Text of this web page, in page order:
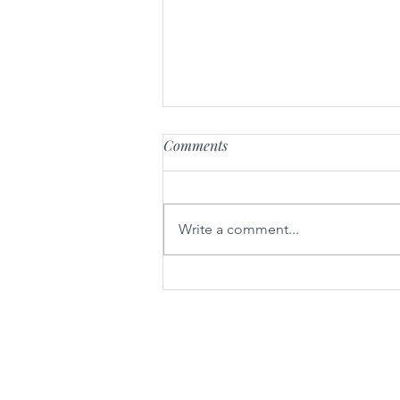
Comments
Write a comment...